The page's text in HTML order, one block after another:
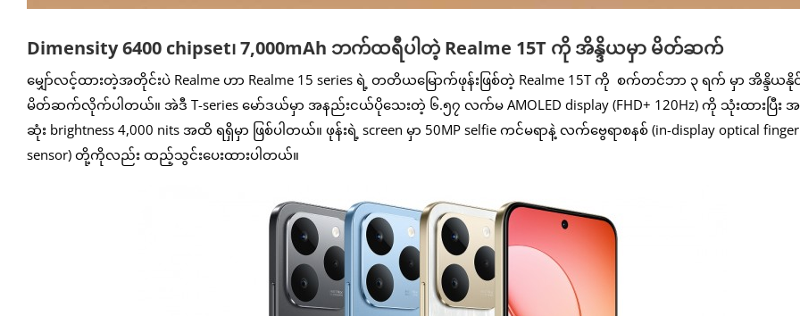
Dimensity 6400 chipset၊ 7,000mAh ဘက်ထရီပါတဲ့ Realme 15T ကို အိန္ဒိယမှာ မိတ်ဆက်
မျှော်လင့်ထားတဲ့အတိုင်းပဲ Realme ဟာ Realme 15 series ရဲ့ တတိယမြောက်ဖုန်းဖြစ်တဲ့ Realme 15T ကို စက်တင်ဘာ ၃ ရက် မှာ အိန္ဒိယနို
မိတ်ဆက်လိုက်ပါတယ်။ အဲဒီ T-series မော်ဒယ်မှာ အနည်းငယ်ပိုသေးတဲ့ ၆.၅၇ လက်မ AMOLED display (FHD+ 120Hz) ကို သုံးထားပြီး အ
ဆုံး brightness 4,000 nits အထိ ရရှိမှာ ဖြစ်ပါတယ်။ ဖုန်းရဲ့ screen မှာ 50MP selfie ကင်မရာနဲ့ လက်ဗွေရာစနစ် (in-display optical
sensor) တို့ကိုလည်း ထည့်သွင်းပေးထားပါတယ်။